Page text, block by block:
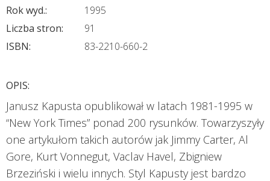
Rok wyd.:
1995
Liczba stron:
91
ISBN:
83-2210-660-2
OPIS:
Janusz Kapusta opublikował w latach 1981-1995 w
“New York Times” ponad 200 rysunków. Towarzyszyły
one artykułom takich autorów jak Jimmy Carter, Al
Gore, Kurt Vonnegut, Vaclav Havel, Zbigniew
Brzeziński i wielu innych. Styl Kapusty jest bardzo